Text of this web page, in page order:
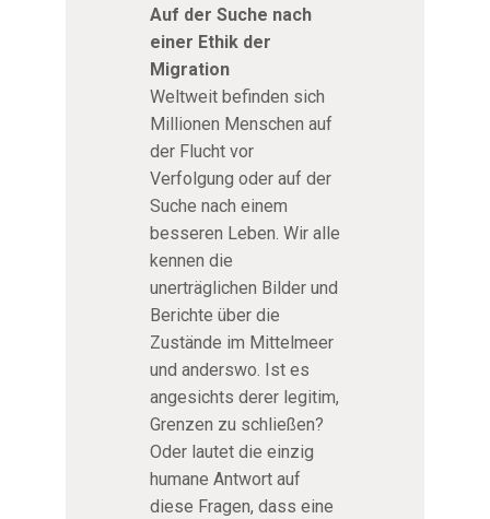
Auf der Suche nach
einer Ethik der
Migration
Weltweit befinden sich
Millionen Menschen auf
der Flucht vor
Verfolgung oder auf der
Suche nach einem
besseren Leben. Wir alle
kennen die
unerträglichen Bilder und
Berichte über die
Zustände im Mittelmeer
und anderswo. Ist es
angesichts derer legitim,
Grenzen zu schließen?
Oder lautet die einzig
humane Antwort auf
diese Fragen, dass eine